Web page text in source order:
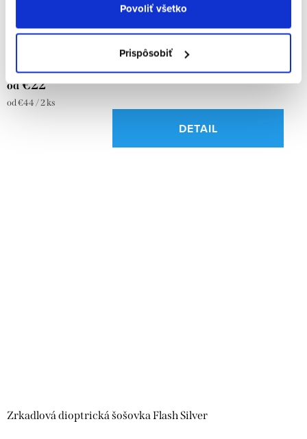
Povoliť všetko
Prispôsobiť
Slnečné dioptrické šošovky – hnedé
10651/1-5
€27
od€22
Jednotková
od €44 / 2 ks
DETAIL
Zrkadlová dioptrická šošovka Flash Silver